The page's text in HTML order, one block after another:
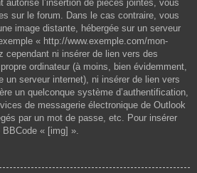
autorisé l’insertion de pièces jointes, vous
sur le forum. Dans le cas contraire, vous
image distante, hébergée sur un serveur
« http://www.exemple.com/mon-
cependant ni insérer de lien vers des
ordinateur (à moins, bien évidemment,
un serveur internet), ni insérer de lien vers
un quelconque système d’authentification,
de messagerie électronique de Outlook
par un mot de passe, etc. Pour insérer
« [img] ».